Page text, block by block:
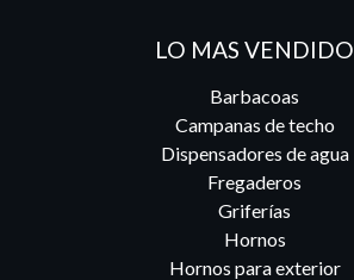
LO MAS VENDIDO
Barbacoas
Campanas de techo
Dispensadores de agua
Fregaderos
Griferías
Hornos
Hornos para exterior